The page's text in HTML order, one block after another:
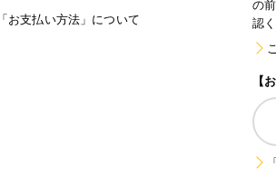
「お支払い方法」について
の
認
【